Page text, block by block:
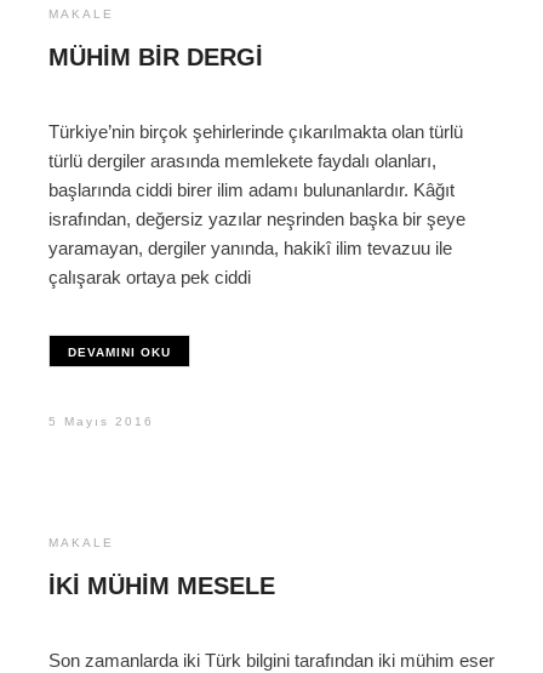
MAKALE
MÜHIM BIR DERGI
Türkiye’nin birçok şehirlerinde çıkarılmakta olan türlü
türlü dergiler arasında memlekete faydalı olanları,
başlarında ciddi birer ilim adamı bulunanlardır. Kâğıt
israfından, değersiz yazılar neşrinden başka bir şeye
yaramayan, dergiler yanında, hakikî ilim tevazuu ile
çalışarak ortaya pek ciddi
DEVAMINI OKU
5 Mayıs 2016
MAKALE
İKI MÜHIM MESELE
Son zamanlarda iki Türk bilgini tarafından iki mühim eser